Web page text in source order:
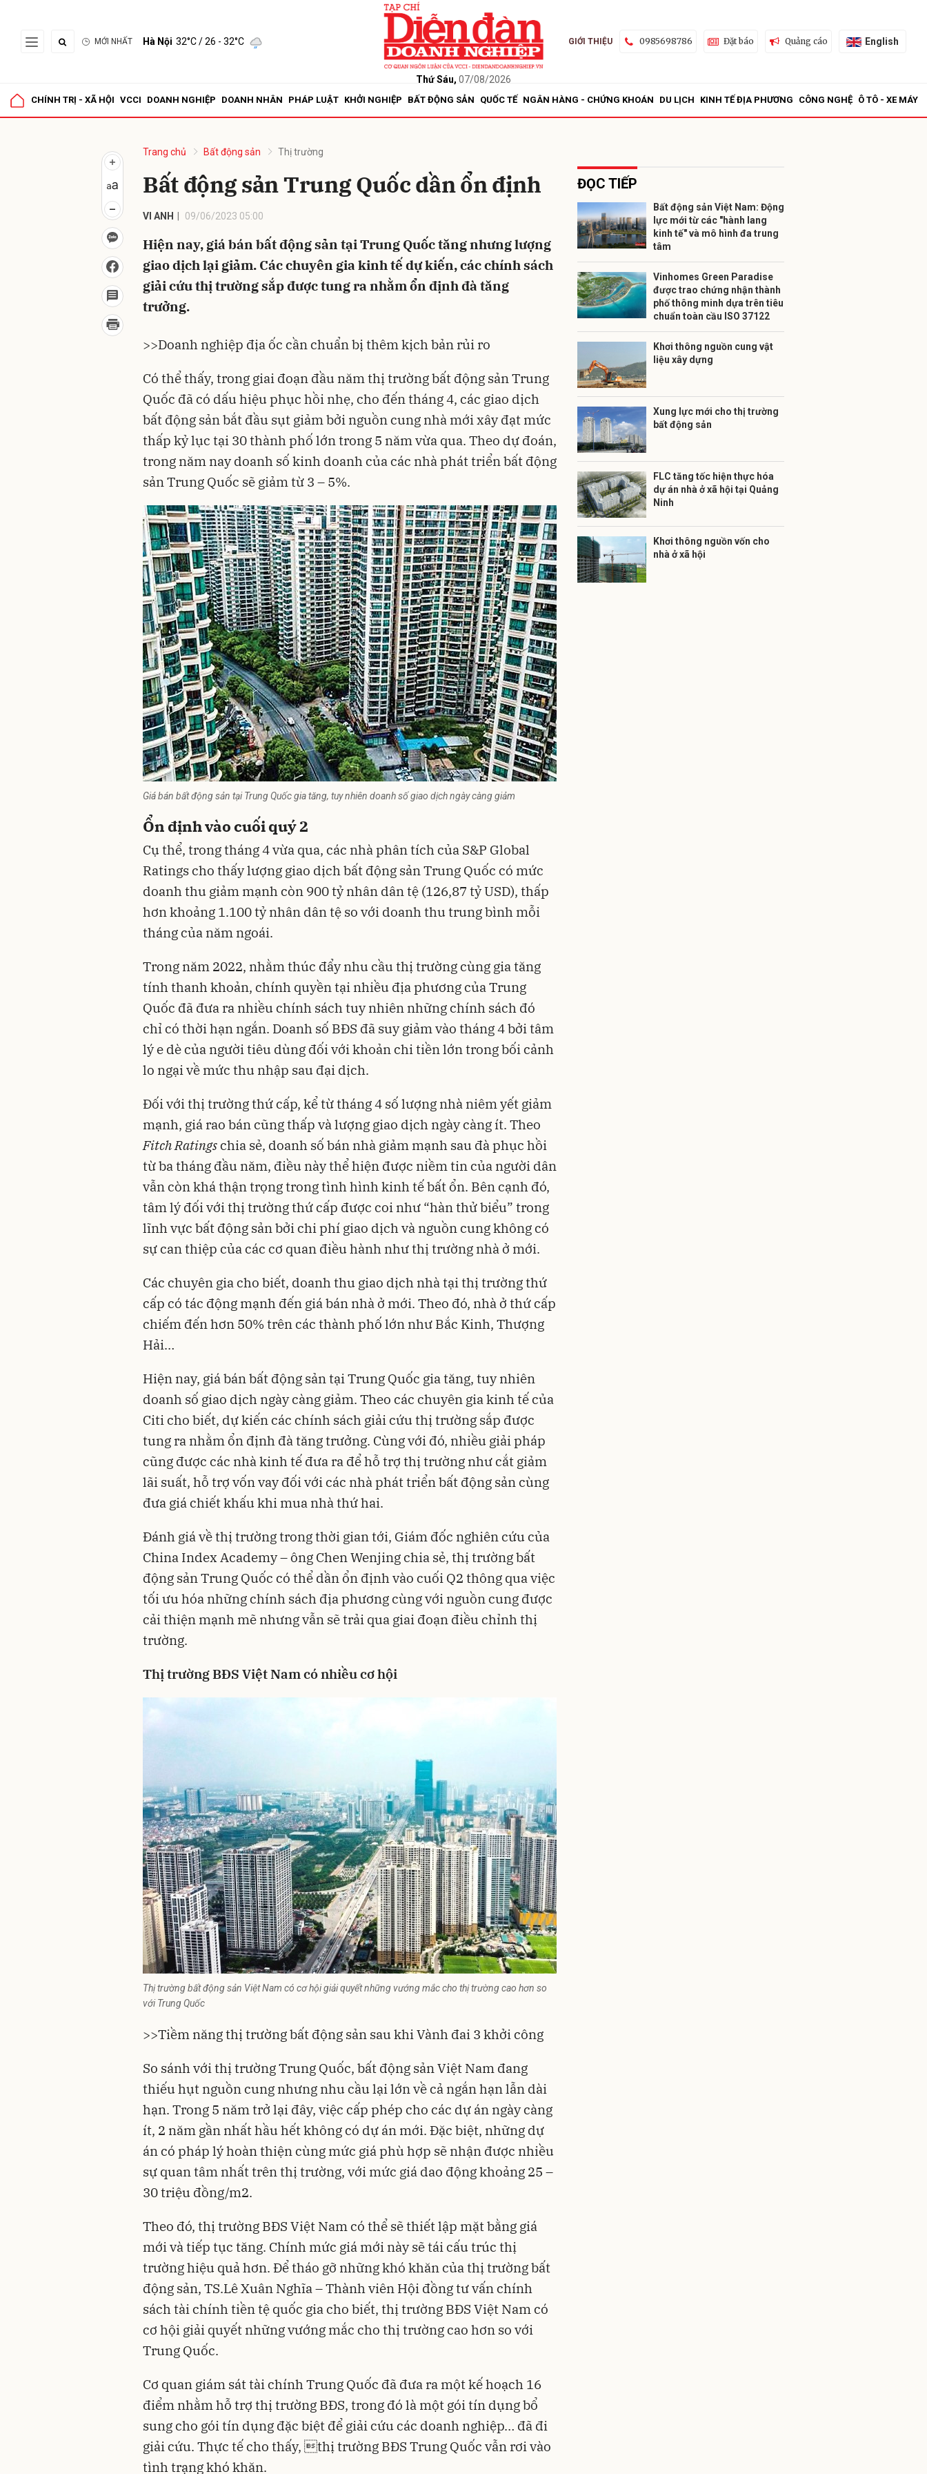
MỚI NHẤT Hà Nội 32°C/ 26 - 32°C
Thứ Sáu, 07/08/2026
GIỚI THIỆU 0985698786 Đặt báo Quảng cáo English
CHÍNH TRỊ - XÃ HỘI VCCI DOANH NGHIỆP DOANH NHÂN PHÁP LUẬT KHỞI NGHIỆP BẤT ĐỘNG SẢN QUỐC TẾ NGÂN HÀNG - CHỨNG KHOÁN DU LỊCH KINH TẾ ĐỊA PHƯƠNG CÔNG NGHỆ Ô TÔ - XE MÁY
Trang chủ Bất động sản Thị trường
Bất động sản Trung Quốc dần ổn định
VI ANH 09/06/2023 05:00
Hiện nay, giá bán bất động sản tại Trung Quốc tăng nhưng lượng
giao dịch lại giảm. Các chuyên gia kinh tế dự kiến, các chính sách
giải cứu thị trường sắp được tung ra nhằm ổn định đà tăng
trưởng.
>>Doanh nghiệp địa ốc cần chuẩn bị thêm kịch bản rủi ro
Có thể thấy, trong giai đoạn đầu năm thị trườngbất động sản Trung
Quốc đã có dấu hiệu phục hồi nhẹ, cho đến tháng 4, các giao dịch
bất động sản bắt đầu sụt giảm bởi nguồn cung nhà mới xây đạt mức
thấp kỷ lục tại 30 thành phố lớn trong 5 năm vừa qua. Theo dự đoán,
trong năm nay doanh số kinh doanh của các nhà phát triển bất động
sản Trung Quốc sẽ giảm từ 3 – 5%.
Giá bán bất động sản tại Trung Quốc gia tăng, tuy nhiên doanh số giao dịch ngày càng giảm
Ổn định vào cuối quý 2
Cụ thể, trong tháng 4 vừa qua, các nhà phân tích của S&P Global
Ratings cho thấy lượng giao dịch bất động sản Trung Quốc có mức
doanh thu giảm mạnh còn 900 tỷ nhân dân tệ (126,87 tỷ USD), thấp
hơn khoảng 1.100 tỷ nhân dân tệ so với doanh thu trung bình mỗi
tháng của năm ngoái.
Trong năm 2022, nhằm thúc đẩy nhu cầu thị trường cùng gia tăng
tínhthanh khoản, chính quyền tại nhiều địa phương của Trung
Quốc đã đưa ra nhiều chính sách tuy nhiên những chính sách đó
chỉ có thời hạn ngắn. Doanh số BĐS đã suy giảm vào tháng 4 bởi tâm
lý e dè của người tiêu dùng đối với khoản chi tiền lớn trong bối cảnh
lo ngại về mức thu nhập sau đại dịch.
Đối với thị trường thứ cấp, kể từ tháng 4 số lượng nhà niêm yết giảm
mạnh, giá rao bán cũng thấp và lượng giao dịch ngày càng ít. Theo
Fitch Ratingschia sẻ, doanh số bán nhà giảm mạnh sau đà phục hồi
từ ba tháng đầu năm, điều này thể hiện được niềm tin của người dân
vẫn còn khá thận trọng trong tình hình kinh tế bất ổn. Bên cạnh đó,
tâm lý đối với thị trường thứ cấp được coi như “hàn thử biểu” trong
lĩnh vực bất động sản bởi chi phí giao dịch và nguồn cung không có
sự can thiệp của các cơ quan điều hành như thị trường nhà ở mới.
Các chuyên gia cho biết, doanh thu giao dịch nhà tại thị trường thứ
cấp có tác động mạnh đến giá bán nhà ở mới. Theo đó, nhà ở thứ cấp
chiếm đến hơn 50% trên các thành phố lớn như Bắc Kinh, Thượng
Hải…
Hiện nay, giá bán bất động sản tại Trung Quốc gia tăng, tuy nhiên
doanh số giao dịch ngày càng giảm. Theo các chuyên gia kinh tế của
Citi cho biết, dự kiến các chính sách giải cứu thị trường sắp được
tung ra nhằm ổn định đà tăng trưởng. Cùng với đó, nhiều giải pháp
cũng được các nhà kinh tế đưa ra để hỗ trợ thị trường như cắt giảm
lãi suất, hỗ trợ vốn vay đối với các nhà phát triển bất động sản cùng
đưa giá chiết khấu khi mua nhà thứ hai.
Đánh giá về thị trường trong thời gian tới, Giám đốc nghiên cứu của
China Index Academy – ông Chen Wenjing chia sẻ, thị trường bất
động sản Trung Quốc có thể dần ổn định vào cuối Q2 thông qua việc
tối ưu hóa những chính sách địa phương cùng với nguồn cung được
cải thiện mạnh mẽ nhưng vẫn sẽ trải qua giai đoạn điều chỉnh thị
trường.
Thị trường BĐS Việt Nam có nhiều cơ hội
Thị trường bất động sản Việt Nam có cơ hội giải quyết những vướng mắc cho thị trường cao hơn so
với Trung Quốc
>>Tiềm năng thị trường bất động sản sau khi Vành đai 3 khởi công
So sánh với thị trường Trung Quốc, bất động sản Việt Nam đang
thiếu hụt nguồn cung nhưng nhu cầu lại lớn về cả ngắn hạn lẫn dài
hạn. Trong 5 năm trở lại đây, việc cấp phép cho các dự án ngày càng
ít, 2 năm gần nhất hầu hết không có dự án mới. Đặc biệt, những dự
án có pháp lý hoàn thiện cùng mức giá phù hợp sẽ nhận được nhiều
sự quan tâm nhất trên thị trường, với mức giá dao động khoảng 25 –
30 triệu đồng/m2.
Theo đó, thị trường BĐS Việt Nam có thể sẽ thiết lập mặt bằng giá
mới và tiếp tục tăng. Chính mức giá mới này sẽ tái cấu trúc thị
trường hiệu quả hơn. Để tháo gỡ những khó khăn của thị trường bất
động sản, TS.Lê Xuân Nghĩa – Thành viên Hội đồng tư vấn chính
sách tài chính tiền tệ quốc gia cho biết, thị trường BĐS Việt Nam có
cơ hội giải quyết những vướng mắc cho thị trường cao hơn so với
Trung Quốc.
Cơ quan giám sát tài chính Trung Quốc đã đưa ra một kế hoạch 16
điểm nhằm hỗ trợ thị trường BĐS, trong đó là một gói tín dụng bổ
sung cho gói tín dụng đặc biệt để giải cứu các doanh nghiệp… đã đi
giải cứu. Thực tế cho thấy, thị trường BĐS Trung Quốc vẫn rơi vào
tình trạng khó khăn.
ĐỌC TIẾP
Bất động sản Việt Nam: Động
lực mới từ các "hành lang
kinh tế" và mô hình đa trung
tâm
Vinhomes Green Paradise
được trao chứng nhận thành
phố thông minh dựa trên tiêu
chuẩn toàn cầu ISO 37122
Khơi thông nguồn cung vật
liệu xây dựng
Xung lực mới cho thị trường
bất động sản
FLC tăng tốc hiện thực hóa
dự án nhà ở xã hội tại Quảng
Ninh
Khơi thông nguồn vốn cho
nhà ở xã hội
Gửi